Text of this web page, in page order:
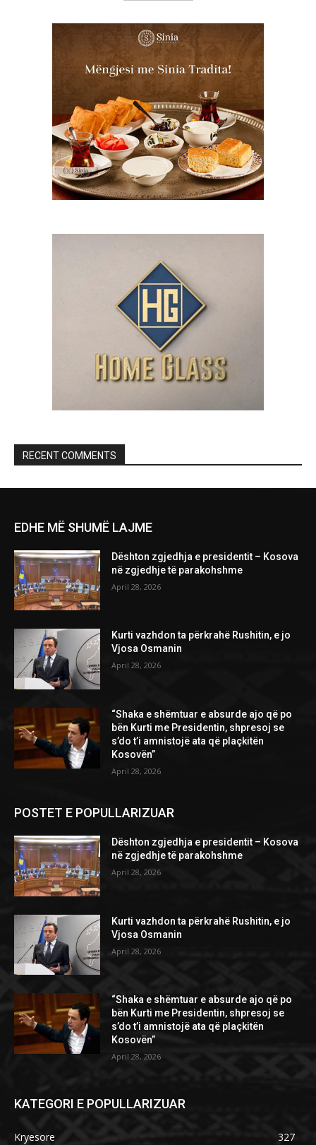
RECENT COMMENTS
EDHE MË SHUMË LAJME
Dështon zgjedhja e presidentit – Kosova
në zgjedhje të parakohshme
April 28, 2026
Kurti vazhdon ta përkrahë Rushitin, e jo
Vjosa Osmanin
April 28, 2026
“Shaka e shëmtuar e absurde ajo që po
bën Kurti me Presidentin, shpresoj se
s’do t’i amnistojë ata që plaçkitën
Kosovën”
April 28, 2026
POSTET E POPULLARIZUAR
Dështon zgjedhja e presidentit – Kosova
në zgjedhje të parakohshme
April 28, 2026
Kurti vazhdon ta përkrahë Rushitin, e jo
Vjosa Osmanin
April 28, 2026
“Shaka e shëmtuar e absurde ajo që po
bën Kurti me Presidentin, shpresoj se
s’do t’i amnistojë ata që plaçkitën
Kosovën”
April 28, 2026
KATEGORI E POPULLARIZUAR
Kryesore
327